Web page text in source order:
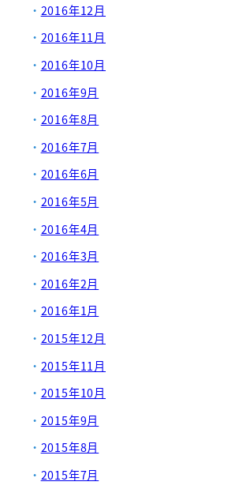
2016年12月
2016年11月
2016年10月
2016年9月
2016年8月
2016年7月
2016年6月
2016年5月
2016年4月
2016年3月
2016年2月
2016年1月
2015年12月
2015年11月
2015年10月
2015年9月
2015年8月
2015年7月